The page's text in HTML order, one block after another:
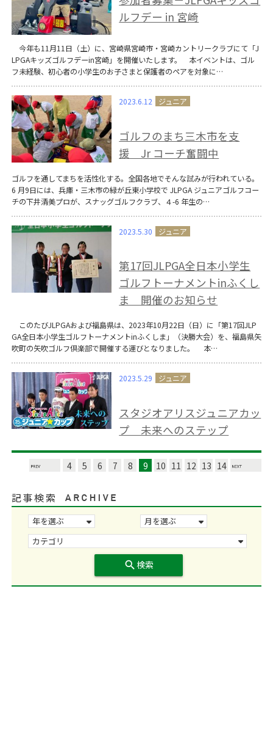
ルフデー in 宮崎
今年も11月11日（土）に、宮崎県宮崎市・宮崎カントリークラブにて「J
LPGAキッズゴルフデーin宮崎」を開催いたします。 本イベントは、ゴル
フ未経験、初心者の小学生のお子さまと保護者のペアを対象に…
2023.6.12
ゴルフのまち三木市を支
援 Jr コーチ奮闘中
ゴルフを通してまちを活性化する。全国各地でそんな試みが行われている。
6 月9日には、兵庫・三木市の緑が丘東小学校で JLPGA ジュニアゴルフコー
チの下井清美プロが、スナッグゴルフクラブ、４-6 年生の…
2023.5.30
第17回JLPGA全日本小学生
ゴルフトーナメントinふくし
ま 開催のお知らせ
このたびJLPGAおよび福島県は、2023年10月22日（日）に「第17回JLP
GA全日本小学生ゴルフトーナメントinふくしま」（決勝大会）を、福島県矢
吹町の矢吹ゴルフ倶楽部で開催する運びとなりました。 本…
2023.5.29
スタジオアリスジュニアカッ
プ 未来へのステップ
4 5 6 7 8 9 10 11 12 13 14
記事検索
search 検索